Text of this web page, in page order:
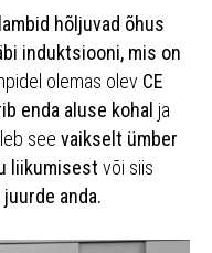
hõljuvad õhus
induktsiooni, mis on
olemas olev CE
enda aluse kohal ja
see vaikselt ümber
liikumisest või siis
anda.